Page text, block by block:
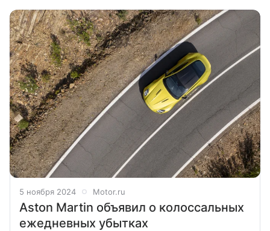
5 ноября 2024 Motor.ru
Aston Martin объявил о колоссальных
ежедневных убытках